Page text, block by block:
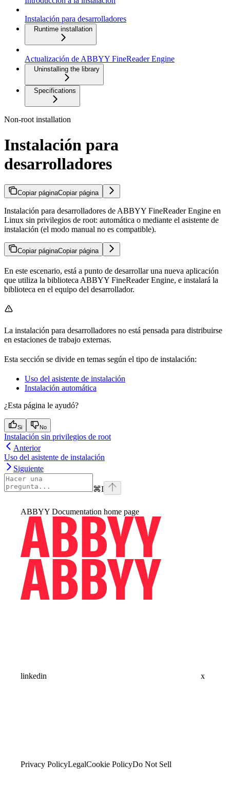
Instalación para desarrolladores
Runtime installation
Actualización de ABBYY FineReader Engine
Uninstalling the library
Specifications
Non-root installation
Instalación para
desarrolladores
Copiar páginaCopiar página
Instalación para desarrolladores de ABBYY FineReader Engine en
Linux sin privilegios de root: automática o mediante el asistente de
instalación (el modo manual no es compatible).
Copiar páginaCopiar página
En este escenario, está a punto de desarrollar una nueva aplicación
que utiliza la biblioteca ABBYY FineReader Engine, e instalará la
biblioteca en el equipo del desarrollador.
La instalación para desarrolladores no está pensada para distribuirse
en estaciones de trabajo externas.
Esta sección se divide en temas según el tipo de instalación:
Uso del asistente de instalación
Instalación automática
¿Esta página le ayudó?
Si No
Instalación sin privilegios de root
Anterior
Uso del asistente de instalación
Siguiente
⌘I
ABBYY Documentation home page
linkedin x
Privacy PolicyLegalCookie PolicyDo Not Sell